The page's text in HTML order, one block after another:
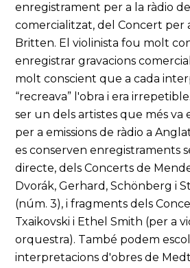
enregistrament per a la ràdio
comercialitzat, del Concert per
Britten. El violinista fou molt
enregistrar gravacions
molt conscient que a cada
“recreava” l'obra i era
ser un dels artistes que més va
per a emissions de ràdio a
es conserven enregistraments
directe, dels Concerts de
Dvorák, Gerhard, Schönberg i
(núm. 3), i fragments dels
Txaikovski i Ethel Smith (per a
orquestra). També podem
interpretacions d'obres de